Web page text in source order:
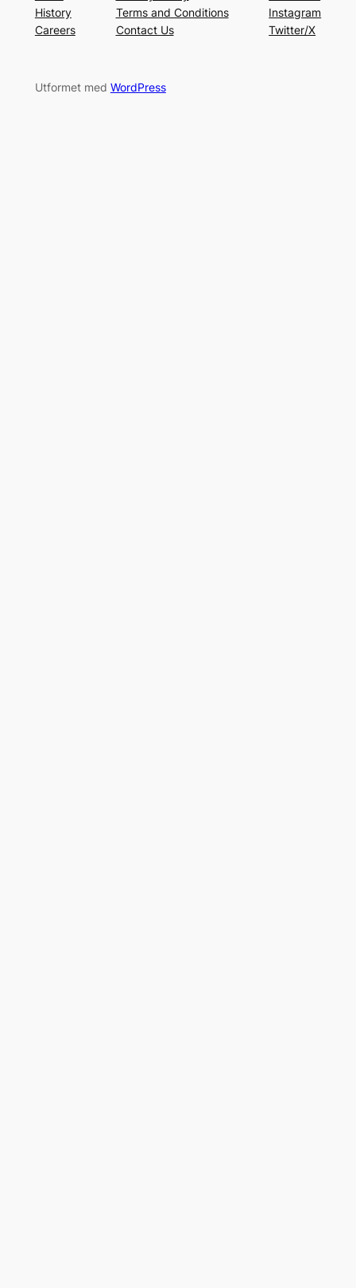
History
Careers
Terms and Conditions
Contact Us
Instagram
Twitter/X
Utformet med WordPress